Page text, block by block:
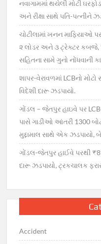
નવાગામમાં થયેલી મોટી
અને રીક્ષા સાથે પતિ-પત્નીને
ચોટીલામાં ખનન માફિયાઓ પર
૨ લોડર અને ૩ ટ્રેક્ટર કબજે,
સહિતના સામે ગુનો નોંધવાની
શાપર-વેરાવળમાં LCBનો
વિદેશી દારૂ ઝડપાયો.
ગોંડલ – જેતપુર હાઇવે પર
પાસે ગાડીઓ આંતરી 1300
મુદ્દામાલ સાથે એક ઝડપાયો, બે
ગોંડલ-જેતપુર હાઈવે પરથી
દારૂ ઝડપાયો, ટ્રકચાલક
Accident